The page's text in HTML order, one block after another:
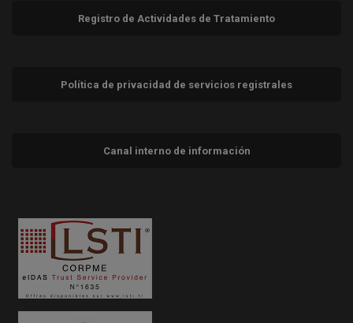
Registro de Actividades de Tratamiento
Política de privacidad de servicios registrales
Canal interno de información